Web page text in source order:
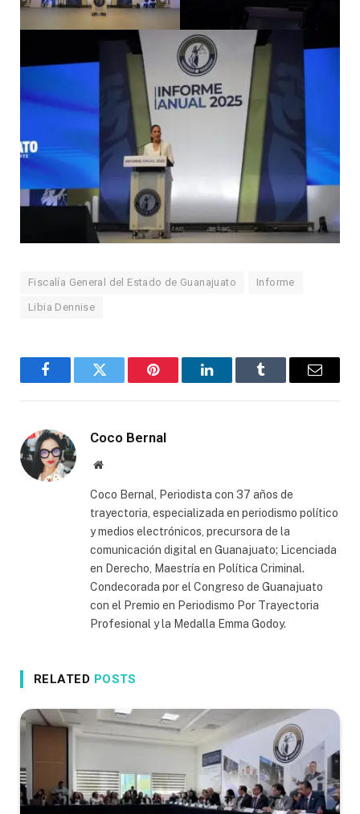
Fiscalía General del Estado de Guanajuato Informe
Libia Dennise
FacebookTwitter Pinterest LinkedInTumblr Email
Coco Bernal
Website
Coco Bernal, Periodista con 37 años de
trayectoria, especializada en periodismo político
y medios electrónicos, precursora de la
comunicación digital en Guanajuato; Licenciada
en Derecho, Maestría en Política Criminal.
Condecorada por el Congreso de Guanajuato
con el Premio en Periodismo Por Trayectoria
Profesional y la Medalla Emma Godoy.
RELATED POSTS